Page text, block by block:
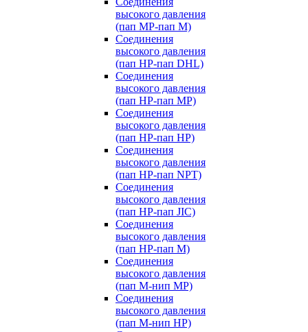
высокого давления
(пап MP-пап M)
Соединения
высокого давления
(пап HP-пап DHL)
Соединения
высокого давления
(пап HP-пап MP)
Соединения
высокого давления
(пап HP-пап HP)
Соединения
высокого давления
(пап HP-пап NPT)
Соединения
высокого давления
(пап HP-пап JIC)
Соединения
высокого давления
(пап HP-пап M)
Соединения
высокого давления
(пап M-нип MP)
Соединения
высокого давления
(пап M-нип HP)